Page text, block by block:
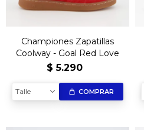
Championes Zapatillas
Coolway - Goal Red Love
$ 5.290
Talle COMPRAR